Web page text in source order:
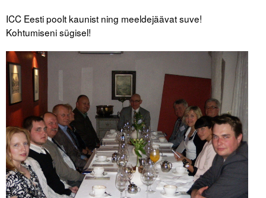
Juhendid ja väljaanded
Videod
Kontakt
Liitu meililistiga
Oskusteave
Incoterms® 2020
Abimaterjalid
Projektid
ICC Eesti poolt kaunist ning meeldejäävat suve!
Kohtumiseni sügisel!